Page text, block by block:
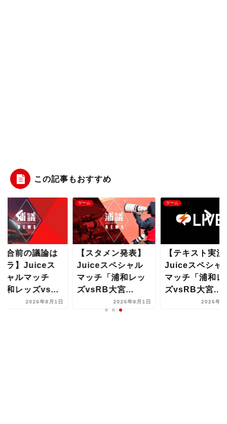
この記事もおすすめ
合前の議論は
ラ】Juiceス
ャルマッチ
和レッズvs...
2026年8月1日
ゲーム
【スタメン発表】
Juiceスペシャル
マッチ「浦和レッ
ズvsRB大宮...
2026年8月1日
ゲーム
【テキスト実況
Juiceスペシャ
マッチ「浦和レ
ズvsRB大宮...
2026年8